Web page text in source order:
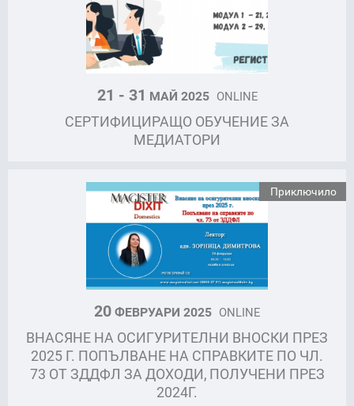
21 - 31 МАЙ 2025 ONLINE
СЕРТИФИЦИРАЩО ОБУЧЕНИЕ ЗА
МЕДИАТОРИ
Приключило
20ФЕВРУАРИ 2025 ONLINE
ВНАСЯНЕ НА ОСИГУРИТЕЛНИ ВНОСКИ ПРЕЗ
2025 Г. ПОПЪЛВАНЕ НА СПРАВКИТЕ ПО ЧЛ.
73 ОТ ЗДДФЛ ЗА ДОХОДИ, ПОЛУЧЕНИ ПРЕЗ
2024Г.